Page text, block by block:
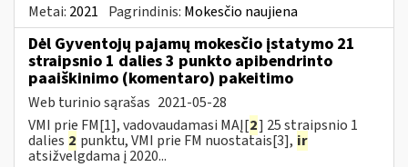
Metai: 2021 Pagrindinis: Mokesčio naujiena
Dėl Gyventojų pajamų mokesčio įstatymo 21
straipsnio 1 dalies 3 punkto apibendrinto
paaiškinimo (komentaro) pakeitimo
Web turinio sąrašas 2021-05-28
VMI prie FM[1], vadovaudamasi MAĮ[2] 25 straipsnio 1
dalies 2 punktu, VMI prie FM nuostatais[3], ir
atsižvelgdama į 2020...